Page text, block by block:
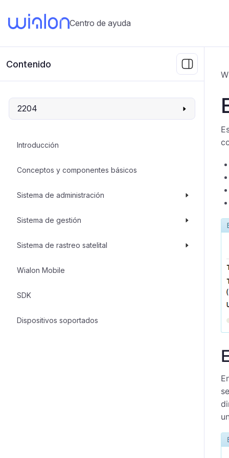
Centro de ayuda
Contenido
2204
Introducción
Conceptos y componentes básicos
Sistema de administración
Sistema de gestión
Sistema de rastreo satelital
Wialon Mobile
SDK
Dispositivos soportados